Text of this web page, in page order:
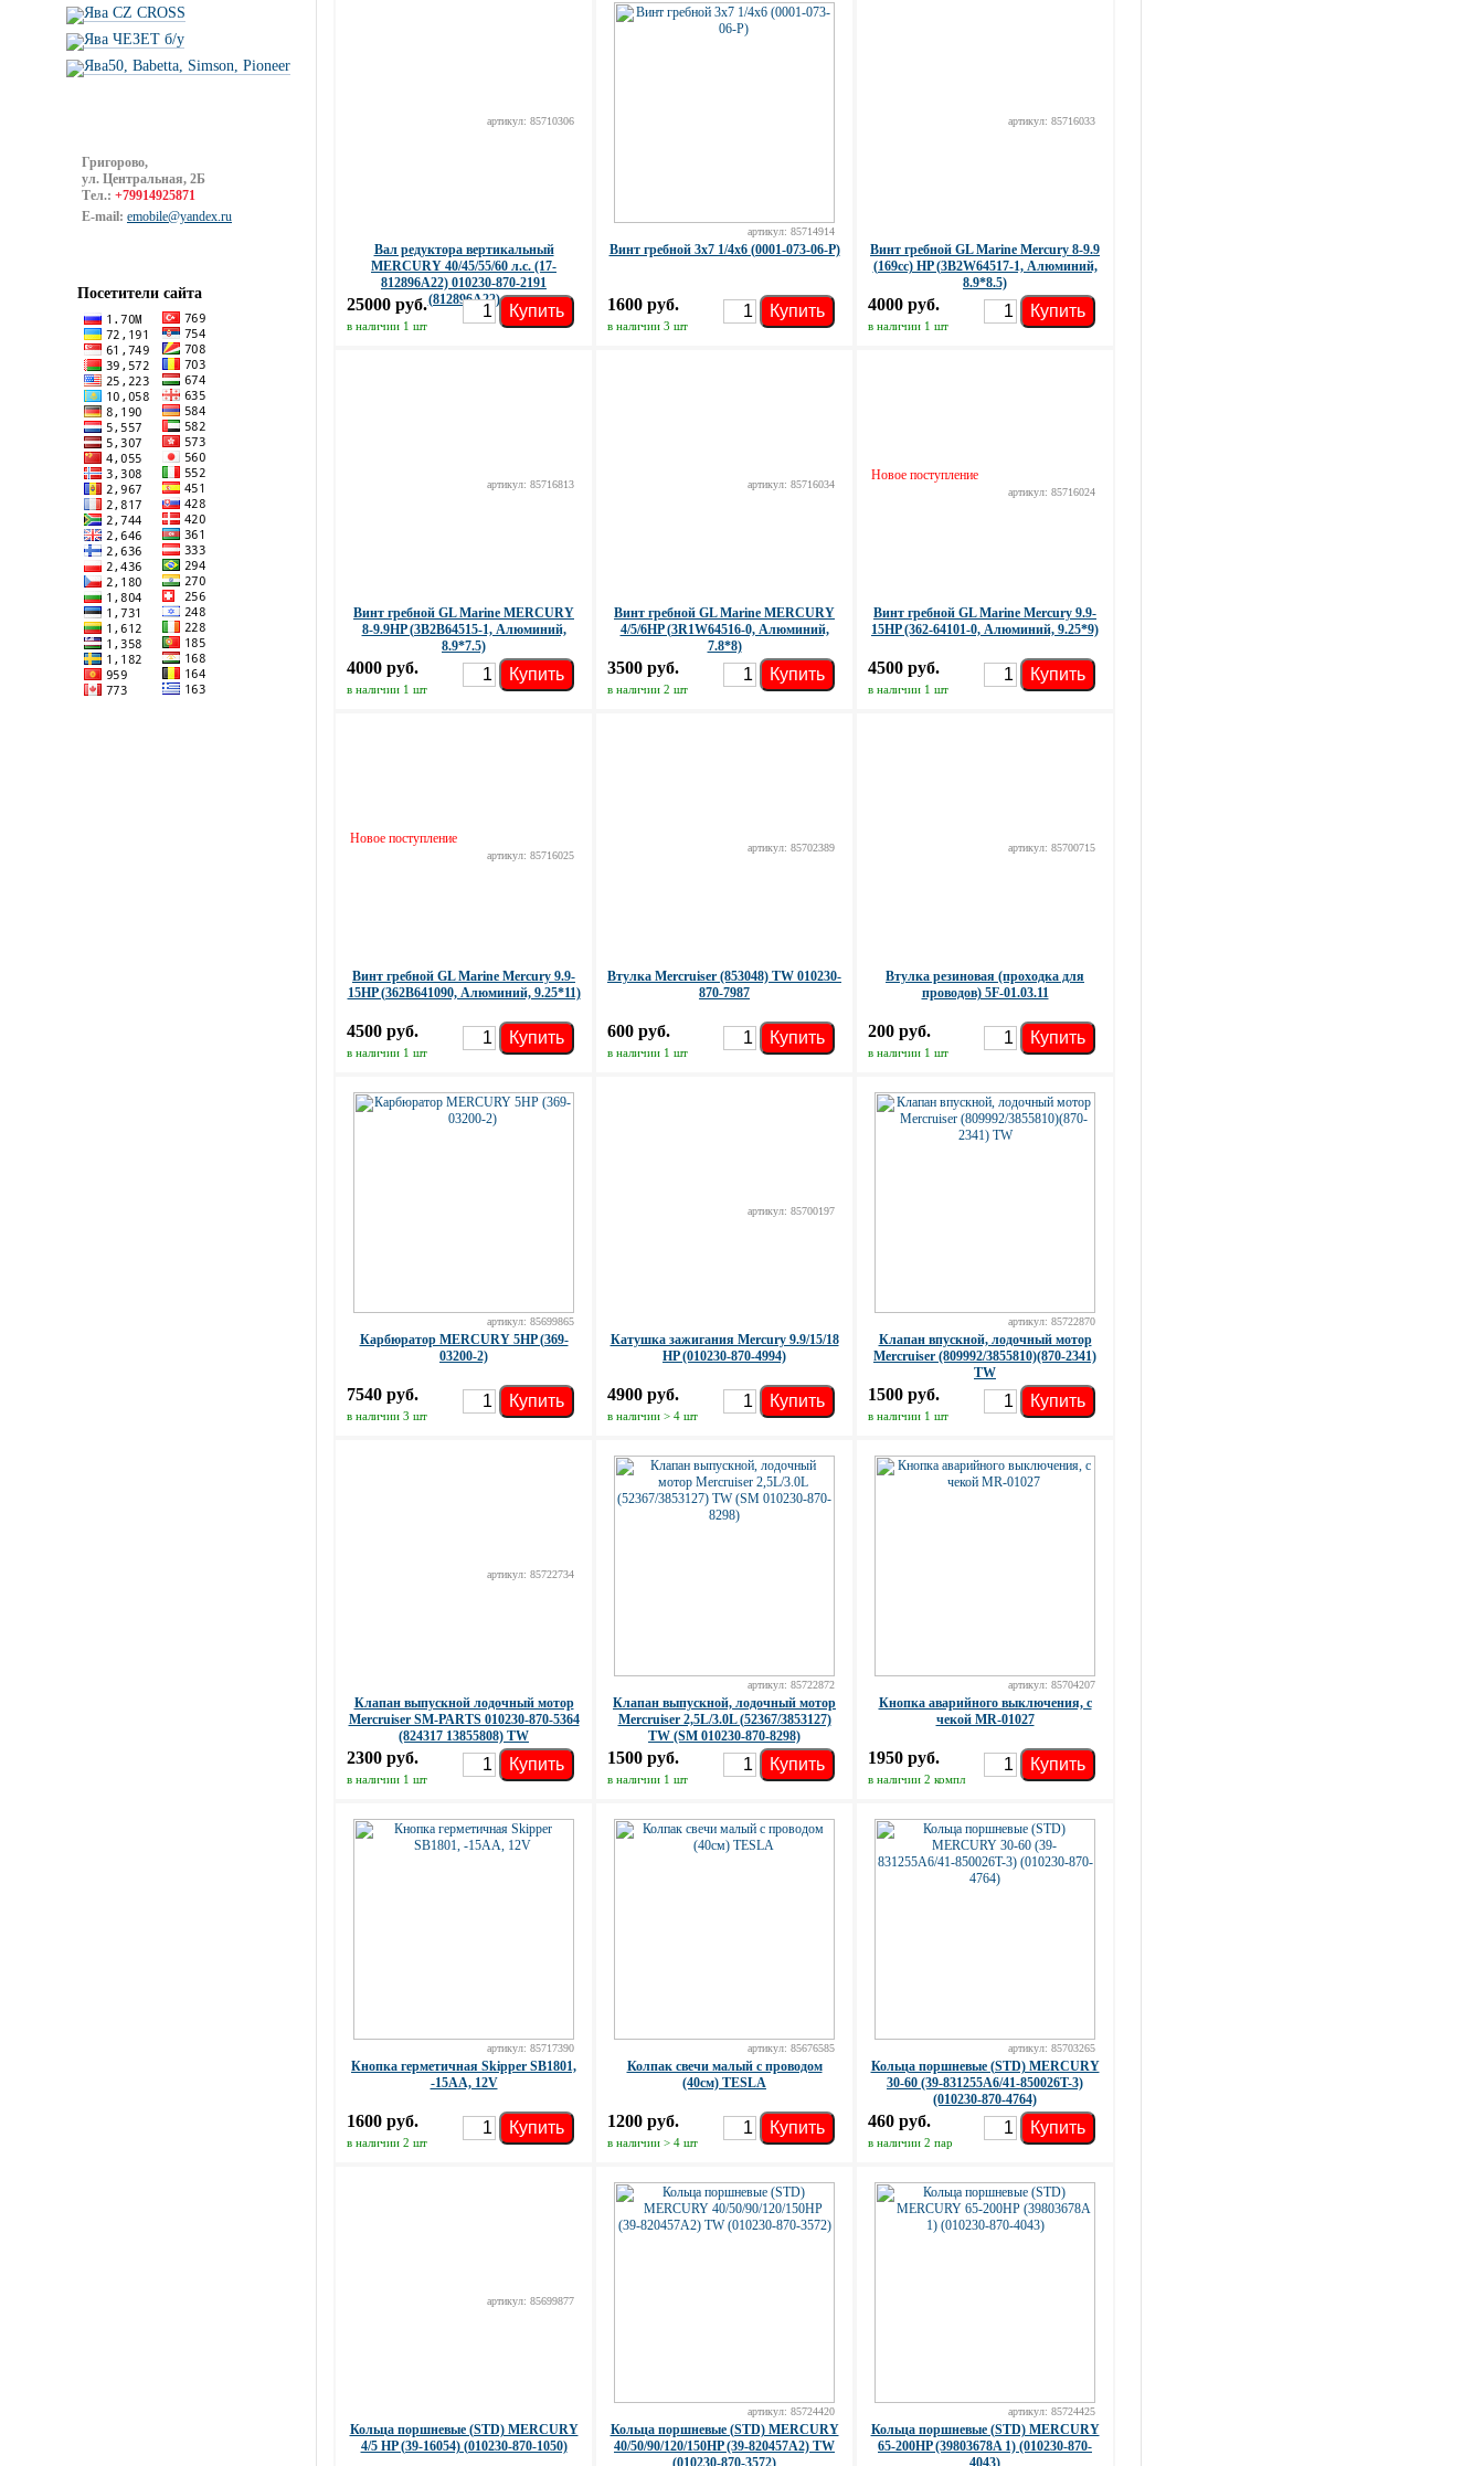
Ява CZ CROSS
Ява ЧЕЗЕТ б/у
Ява50, Babetta, Simson, Pioneer
Григорово,
ул. Центральная, 2Б
Тел.: +79914925871
E-mail: emobile@yandex.ru
Посетители сайта
артикул: 85710306
Вал редуктора вертикальный
MERCURY 40/45/55/60 л.с. (17-
812896A22) 010230-870-2191
(812896A22)
25000 руб.
в наличии 1 шт
Купить
артикул: 85714914
Винт гребной 3x7 1/4x6 (0001-073-06-P)
1600 руб.
в наличии 3 шт
Купить
артикул: 85716033
Винт гребной GL Marine Mercury 8-9.9
(169cc) HP (3B2W64517-1, Алюминий,
8.9*8.5)
4000 руб.
в наличии 1 шт
Купить
артикул: 85716813
Винт гребной GL Marine MERCURY
8-9.9HP (3B2B64515-1, Алюминий,
8.9*7.5)
4000 руб.
в наличии 1 шт
Купить
артикул: 85716034
Винт гребной GL Marine MERCURY
4/5/6HP (3R1W64516-0, Алюминий,
7.8*8)
3500 руб.
в наличии 2 шт
Купить
Новое поступление
артикул: 85716024
Винт гребной GL Marine Mercury 9.9-
15HP (362-64101-0, Алюминий, 9.25*9)
4500 руб.
в наличии 1 шт
Купить
Новое поступление
артикул: 85716025
Винт гребной GL Marine Mercury 9.9-
15HP (362B641090, Алюминий, 9.25*11)
4500 руб.
в наличии 1 шт
Купить
артикул: 85702389
Втулка Mercruiser (853048) TW 010230-
870-7987
600 руб.
в наличии 1 шт
Купить
артикул: 85700715
Втулка резиновая (проходка для
проводов) 5F-01.03.11
200 руб.
в наличии 1 шт
Купить
артикул: 85699865
Карбюратор MERCURY 5HP (369-
03200-2)
7540 руб.
в наличии 3 шт
Купить
артикул: 85700197
Катушка зажигания Mercury 9.9/15/18
HP (010230-870-4994)
4900 руб.
в наличии > 4 шт
Купить
артикул: 85722870
Клапан впускной, лодочный мотор
Mercruiser (809992/3855810)(870-2341)
TW
1500 руб.
в наличии 1 шт
Купить
артикул: 85722734
Клапан выпускной лодочный мотор
Mercruiser SM-PARTS 010230-870-5364
(824317 13855808) TW
2300 руб.
в наличии 1 шт
Купить
артикул: 85722872
Клапан выпускной, лодочный мотор
Mercruiser 2,5L/3.0L (52367/3853127)
TW (SM 010230-870-8298)
1500 руб.
в наличии 1 шт
Купить
артикул: 85704207
Кнопка аварийного выключения, с
чекой MR-01027
1950 руб.
в наличии 2 компл
Купить
артикул: 85717390
Кнопка герметичная Skipper SB1801,
-15АА, 12V
1600 руб.
в наличии 2 шт
Купить
артикул: 85676585
Колпак свечи малый с проводом
(40см) TESLA
1200 руб.
в наличии > 4 шт
Купить
артикул: 85703265
Кольца поршневые (STD) MERCURY
30-60 (39-831255A6/41-850026T-3)
(010230-870-4764)
460 руб.
в наличии 2 пар
Купить
артикул: 85699877
Кольца поршневые (STD) MERCURY
4/5 HP (39-16054) (010230-870-1050)
артикул: 85724420
Кольца поршневые (STD) MERCURY
40/50/90/120/150HP (39-820457A2) TW
(010230-870-3572)
артикул: 85724425
Кольца поршневые (STD) MERCURY
65-200HP (39803678A 1) (010230-870-
4043)